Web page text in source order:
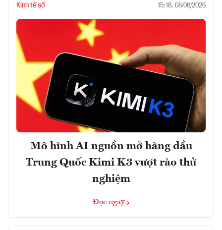
Kinh tế số 15:18, 08/08/2026
Mô hình AI nguồn mở hàng đầu
Trung Quốc Kimi K3 vượt rào thử
nghiệm
Đọc ngay